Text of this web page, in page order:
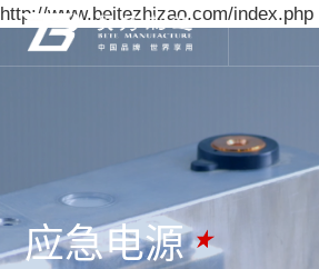
http://www.beitezhizao.com/index.php
应急电源